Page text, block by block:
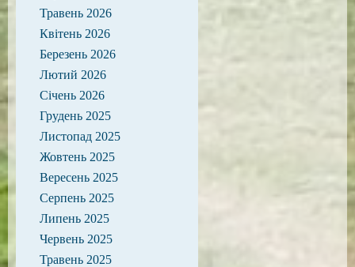
Травень 2026
Квітень 2026
Березень 2026
Лютий 2026
Січень 2026
Грудень 2025
Листопад 2025
Жовтень 2025
Вересень 2025
Серпень 2025
Липень 2025
Червень 2025
Травень 2025